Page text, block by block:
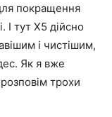
покращення
І тут X5 дійсно
і чистішим,
Як я вже
трохи